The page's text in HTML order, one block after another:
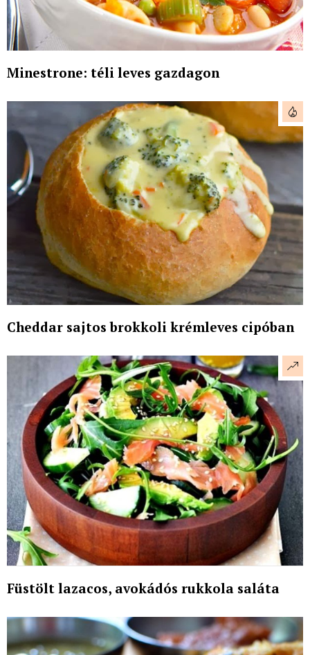
Minestrone: téli leves gazdagon
Cheddar sajtos brokkoli krémleves cipóban
Füstölt lazacos, avokádós rukkola saláta